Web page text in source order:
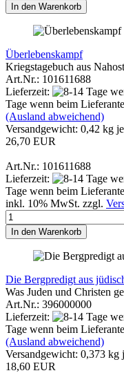
In den Warenkorb
Überlebenskampf
Kriegstagebuch aus Nahost
Art.Nr.: 101611688
Lieferzeit:
Tage wenn beim
(Ausland abweichend)
Versandgewicht: 0,42 kg
26,70 EUR
Art.Nr.: 101611688
Lieferzeit:
Tage wenn beim
inkl. 10% MwSt. zzgl.
In den Warenkorb
Die Bergpredigt aus
Was Juden und Christen
Art.Nr.: 396000000
Lieferzeit:
Tage wenn beim
(Ausland abweichend)
Versandgewicht: 0,373 kg
18,60 EUR